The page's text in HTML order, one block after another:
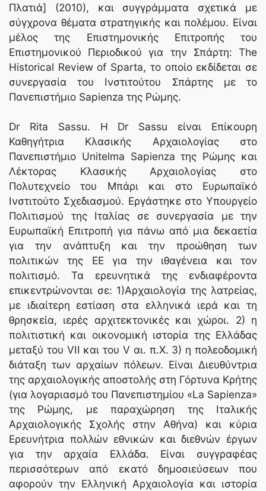
Πλατιά] (2010), και συγγράμματα σχετικά με
σύγχρονα θέματα στρατηγικής και πολέμου. Είναι
μέλος της Επιστημονικής Επιτροπής του
Επιστημονικού Περιοδικού για την Σπάρτη: The
Historical Review of Sparta, το οποίο εκδίδεται σε
συνεργασία του Ινστιτούτου Σπάρτης με το
Πανεπιστήμιο Sapienza της Ρώμης.
Dr Rita Sassu. Η Dr Sassu είναι Επίκουρη
Καθηγήτρια Κλασικής Αρχαιολογίας στο
Πανεπιστήμιο Unitelma Sapienza της Ρώμης και
Λέκτορας Κλασικής Αρχαιολογίας στο
Πολυτεχνείο του Μπάρι και στο Ευρωπαϊκό
Ινστιτούτο Σχεδιασμού. Εργάστηκε στο Υπουργείο
Πολιτισμού της Ιταλίας σε συνεργασία με την
Ευρωπαϊκή Επιτροπή για πάνω από μια δεκαετία
για την ανάπτυξη και την προώθηση των
πολιτικών της ΕΕ για την ιθαγένεια και τον
πολιτισμό. Τα ερευνητικά της ενδιαφέροντα
επικεντρώνονται σε: 1)Αρχαιολογία της λατρείας,
με ιδιαίτερη εστίαση στα ελληνικά ιερά και τη
θρησκεία, ιερές αρχιτεκτονικές και χώροι. 2) η
πολιτιστική και οικονομική ιστορία της Ελλάδας
μεταξύ του VII και του V αι. π.Χ. 3) η πολεοδομική
διάταξη των αρχαίων πόλεων. Είναι Διευθύντρια
της αρχαιολογικής αποστολής στη Γόρτυνα Κρήτης
(για λογαριασμό του Πανεπιστημίου «La Sapienza»
της Ρώμης, με παραχώρηση της Ιταλικής
Αρχαιολογικής Σχολής στην Αθήνα) και κύρια
Ερευνήτρια πολλών εθνικών και διεθνών έργων
για την αρχαία Ελλάδα. Είναι συγγραφέας
περισσότερων από εκατό δημοσιεύσεων που
αφορούν την Ελληνική Αρχαιολογία και ιστορία